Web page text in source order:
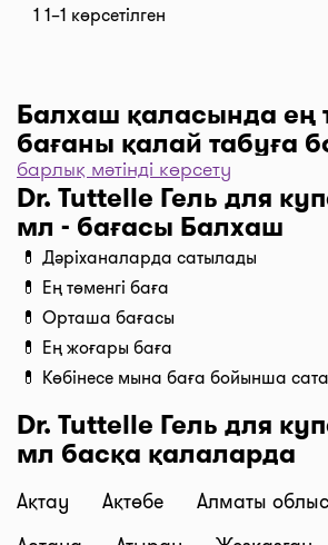
1 1–1 көрсетілген
Балхаш қаласында ең
бағаны қалай табуға
Дәріханаларды баға бойынша
түймесін, одан әрі “Бағасы
…” және “Таңдау” деген түймені
Дәріханадағы ең төмен баға
teka сервисінің көмегімен
Жеткізу
Балхаш қаласында дәрі-дәрмекті
керек пе? Қажетті дәрілерді
бойынша кәрзеңкеге салып,
түймесін басып тапсырыс
біздің курьерлеріміз дәрі-
жұмысқа тиімді бағалармен
жеткізудің орташа бағасы қазіргі
барлық мәтінді көрсету
Dr. Tuttelle Гель для
мл - бағасы Балхаш
💊 Дәріханаларда сатылады
💊 Ең төменгі баға
💊 Орташа бағасы
💊 Ең жоғары баға
💊 Көбінесе мына баға бойынша
Dr. Tuttelle Гель для
мл басқа қалаларда
Ақтау Ақтөбе Алматы